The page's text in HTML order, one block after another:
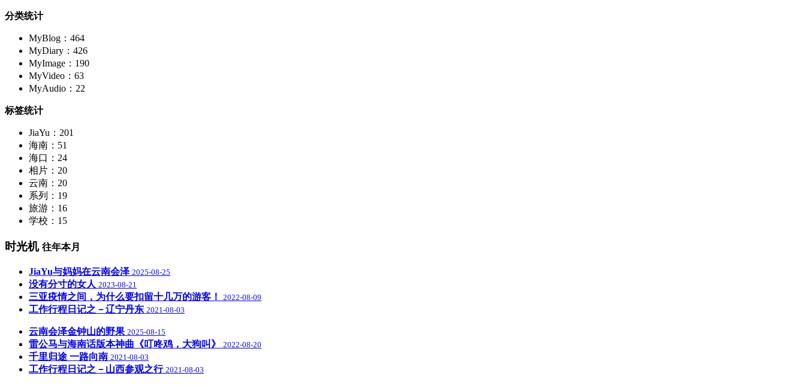
分类统计
MyBlog：464
MyDiary：426
MyImage：190
MyVideo：63
MyAudio：22
标签统计
JiaYu：201
海南：51
海口：24
相片：20
云南：20
系列：19
旅游：16
学校：15
时光机 往年本月
JiaYu与妈妈在云南会泽 2025-08-25
没有分寸的女人 2023-08-21
三亚疫情之间，为什么要扣留十几万的游客！ 2022-08-09
工作行程日记之－辽宁丹东 2021-08-03
云南会泽金钟山的野果 2025-08-15
雷公马与海南话版本神曲《叮咚鸡，大狗叫》 2022-08-20
千里归途 一路向南 2021-08-03
工作行程日记之－山西参观之行 2021-08-03